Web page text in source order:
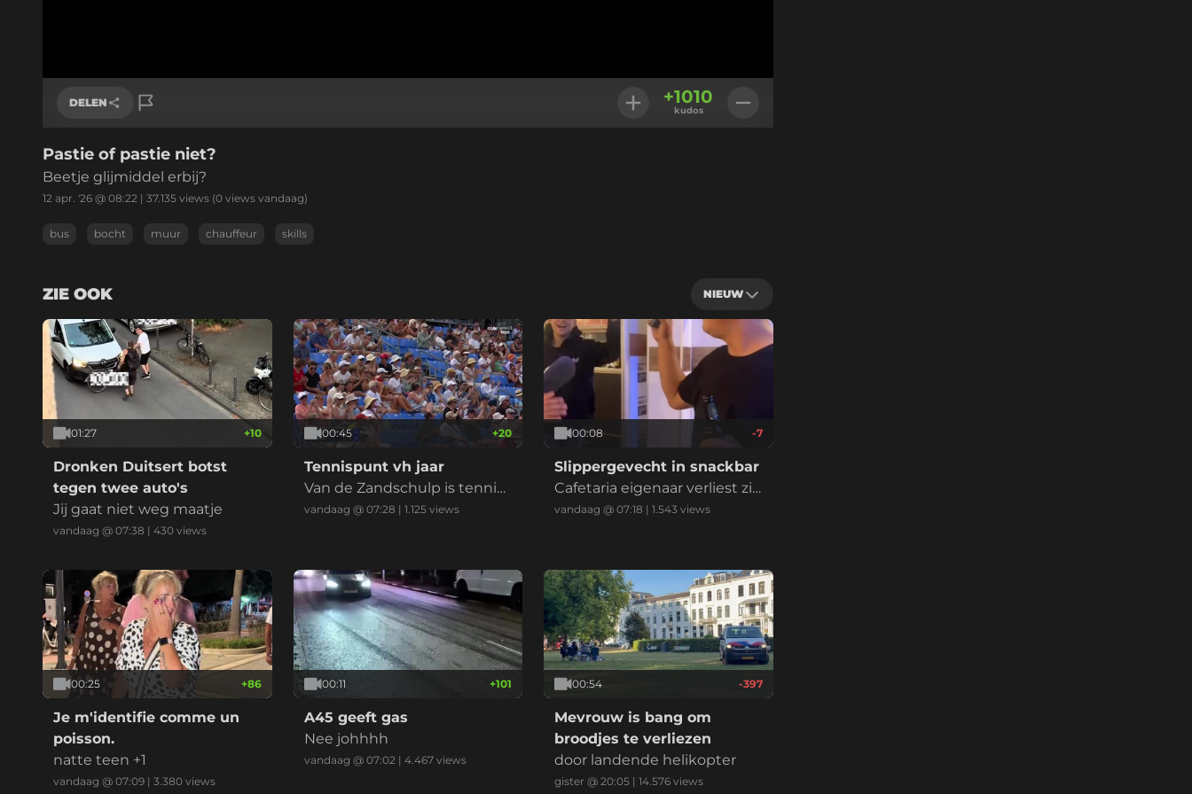
DELEN
Link kopiëren
+1010
kudos
Pastie of pastie niet?
Beetje glijmiddel erbij?
12 apr. '26 @ 08:22 | 37.135 views (0 views vandaag)
bus bocht muur chauffeur skills
ZIE OOK NIEUW
01:27 +10
Dronken Duitsert botst
tegen twee auto's
Jij gaat niet weg maatje
vandaag @ 07:38 | 430 views
00:45 +20
Tennispunt vh jaar
Van de Zandschulp is tennis
keepert
vandaag @ 07:28 | 1.125views
00:08 -7
Slippergevecht in snackbar
Cafetaria eigenaar verliest zij
n bril
vandaag @ 07:18 |1.543 views
00:25 +86
Je m'identifie comme un
poisson.
natte teen +1
vandaag @ 07:09 | 3.380 views
00:11 +101
A45 geeft gas
Nee johhhh
vandaag @ 07:02| 4.467views
00:54 -397
Mevrouw is bang om
broodjes te verliezen
door landende helikopter
gister @ 20:05 |14.576 views